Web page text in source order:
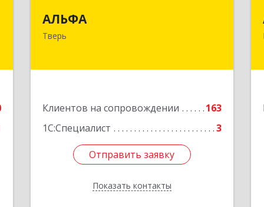
АЛЬФА
Тверь
Клиентов на сопровождении
163
1С:Специалист
3
Отправить заявку
Показать контакты
Чайковского пр-кт, дом № 19а, оф.400
Подробнее
Отправить заявку
Назад